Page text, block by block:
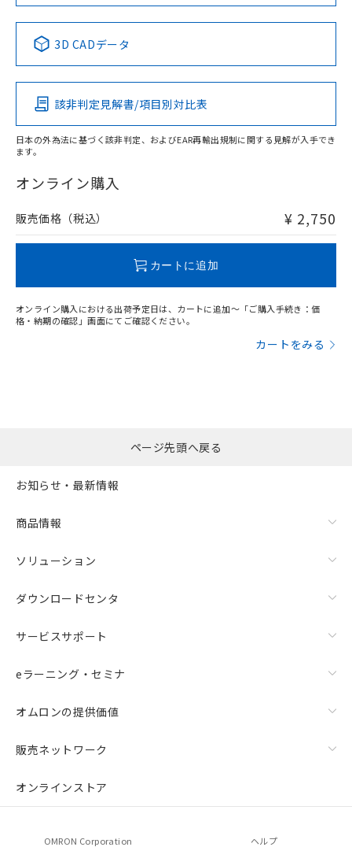
Pb Hg Cd Cr(VI)
O
在庫等で未対応品が混在する可能性があります。
問い合わせください。
No No No No
この製品の規格認証/適合状況ページへ
その他の認証はこちらのページからご検索ください
3D CADデータ
該非判定見解書/項目別対比表
日本の外為法に基づく該非判定、およびEAR再輸出規制に関する見解が入手でき
ます。
オンライン購入
販売価格（税込） ¥ 2,750
カートに追加
オンライン購入における出荷予定日は、カートに追加～「ご購入手続き：価
格・納期の確認」画面にてご確認ください。
カートをみる
ページ先頭へ戻る
お知らせ・最新情報
商品情報
ソリューション
ダウンロードセンタ
サービスサポート
eラーニング・セミナ
オムロンの提供価値
販売ネットワーク
オンラインストア
OMRON Corporation ヘルプ